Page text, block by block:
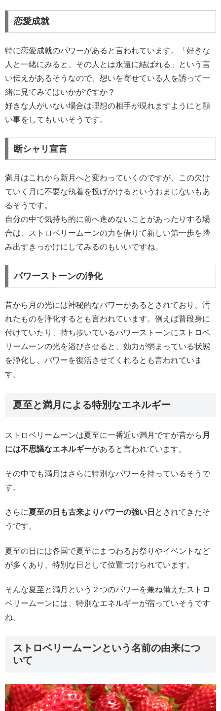
恋愛成就
特に恋愛成就のパワーがあると言われています。「好きな
人と一緒にみると、その人とは永遠に結ばれる」という言
い伝えがあるそうなので、想いを寄せている人を誘って一
緒に見てみてはいかがですか？
好きな人がいない場合は理想の相手が現れますようにと願
い事をしてもいいそうです。
断シャリ宣言
満月はこれから新月へと変わっていくのですが、この欠け
ていく月に不要な執着を投げかけるというおまじないもあ
るそうです。
自分の中で気持ち的に前へ進めないことがあったりする場
合は、ストロベリームーンの力を借りて新しい第一歩を踏
み出すきっかけにしてみるのもいいですね。
パワーストーンの浄化
昔から月の光には神秘的なパワーがあるとされており、汚
れたものを浄化するとも言われています。例えば普段身に
付けていたり、持ち歩いているパワーストーンにストロベ
リームーンの光を浴びさせると、効力が弱まっている状態
を浄化し、パワーを復活させてくれるとも言われていま
す。
夏至と満月による特別なエネルギー
ストロベリームーンは夏至に一番近い満月ですが昔から 月
には不思議なエネルギーがあると言われています。
その中でも満月はさらに特別なパワーを持っているそうで
す。
さらに夏至の日も古来よりパワーの強い日 とされてきたそ
うです。
夏至の日には各国で夏至にまつわるお祭りやイベントなど
が多くあり、特別な日として位置づけられています。
そんな夏至と満月という２つのパワーを兼ね備えたストロ
ベリームーンには、特別なエネルギーが宿っていそうです
ね。
ストロベリームーンという名前の由来につ
いて